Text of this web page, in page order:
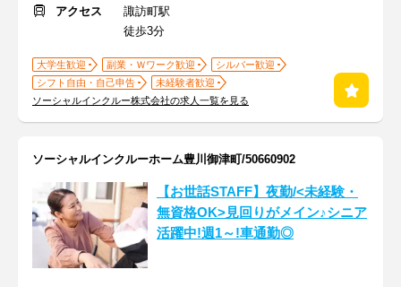
アクセス
諏訪町駅
徒歩3分
大学生歓迎 副業・Ｗワーク歓迎
シルバー歓迎
シフト自由・自己申告
未経験者歓迎
ソーシャルインクルー株式会社の求人一覧を見る
ソーシャルインクルーホーム豊川御津町/50660902
【お世話STAFF】夜勤/<未経験・
無資格OK>見回りがメイン♪シニア
活躍中!週1～!車通勤◎